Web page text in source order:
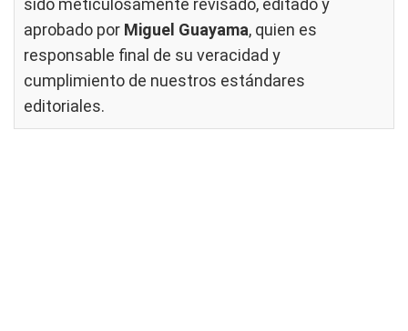
sido meticulosamente revisado, editado y
aprobado por Miguel Guayama, quien es
responsable final de su veracidad y
cumplimiento de nuestros estándares
editoriales.